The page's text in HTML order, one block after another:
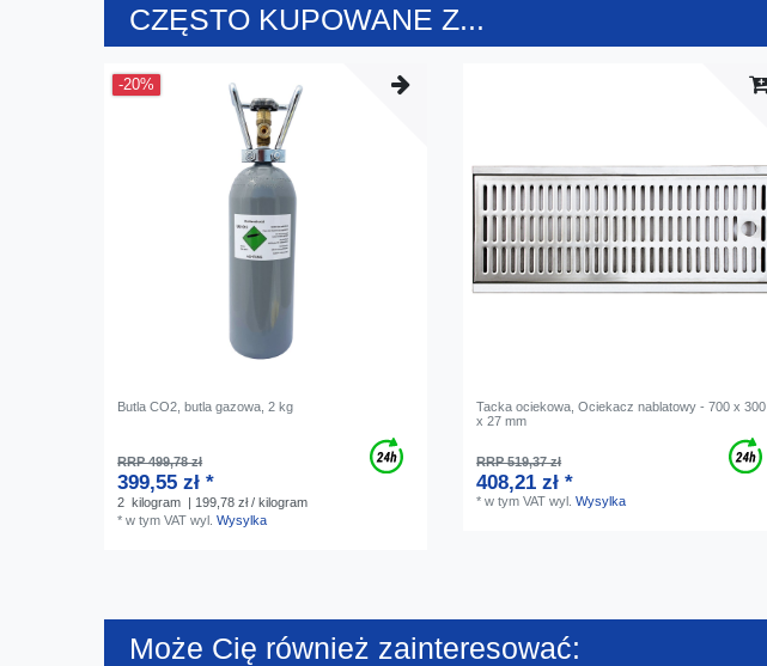
CZĘSTO KUPOWANE Z...
-20%
Butla CO2, butla gazowa, 2 kg
RRP 499,78 zł
399,55 zł *
2 kilogram | 199,78 zł / kilogram
*w tym VAT wyl.Wysylka
Tacka ociekowa, Ociekacz nablatowy - 700 x 300
x 27 mm
RRP 519,37 zł
408,21 zł *
*w tym VAT wyl.Wysylka
Może Cię również zainteresować: